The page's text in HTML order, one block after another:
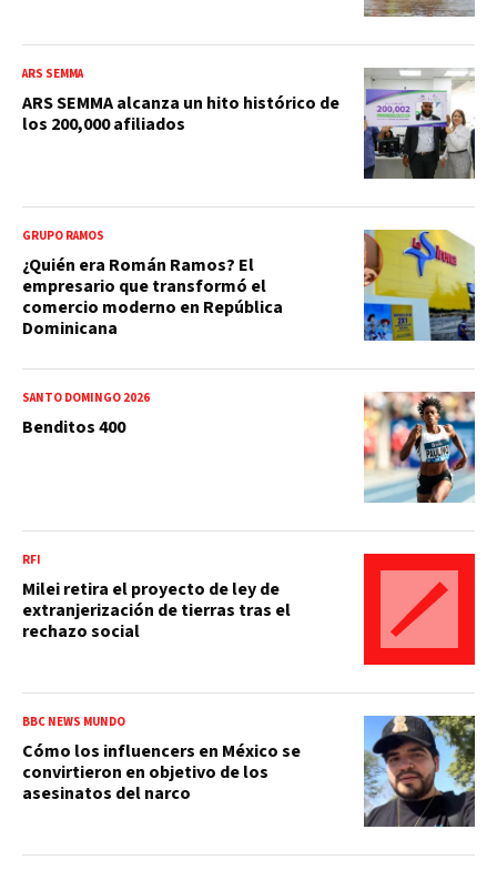
ARS SEMMA
ARS SEMMA alcanza un hito histórico de
los 200,000 afiliados
GRUPO RAMOS
¿Quién era Román Ramos? El
empresario que transformó el
comercio moderno en República
Dominicana
SANTO DOMINGO 2026
Benditos 400
RFI
Milei retira el proyecto de ley de
extranjerización de tierras tras el
rechazo social
BBC NEWS MUNDO
Cómo los influencers en México se
convirtieron en objetivo de los
asesinatos del narco